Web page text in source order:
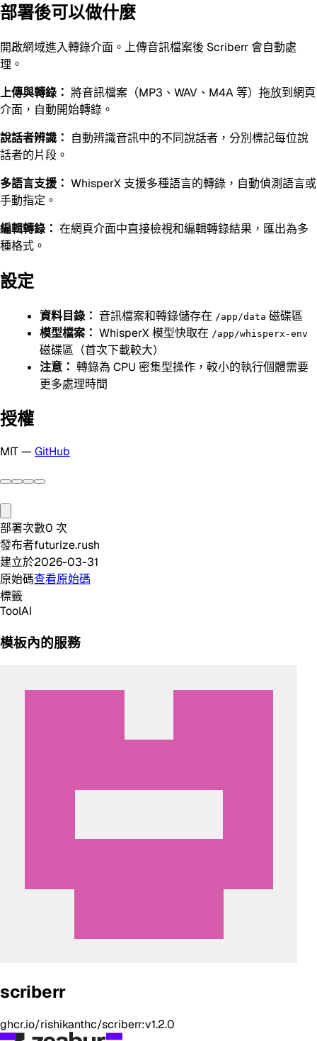
部署後可以做什麼
開啟網域進入轉錄介面。上傳音訊檔案後 Scriberr 會自動處
理。
上傳與轉錄： 將音訊檔案（MP3、WAV、M4A 等）拖放到網頁
介面，自動開始轉錄。
說話者辨識： 自動辨識音訊中的不同說話者，分別標記每位說
話者的片段。
多語言支援： WhisperX 支援多種語言的轉錄，自動偵測語言或
手動指定。
編輯轉錄： 在網頁介面中直接檢視和編輯轉錄結果，匯出為多
種格式。
設定
資料目錄： 音訊檔案和轉錄儲存在 /app/data 磁碟區
模型檔案： WhisperX 模型快取在 /app/whisperx-env
磁碟區（首次下載較大）
注意： 轉錄為 CPU 密集型操作，較小的執行個體需要
更多處理時間
授權
MIT — GitHub
部署次數0 次
發布者futurize.rush
建立於2026-03-31
原始碼查看原始碼
標籤
ToolAI
模板內的服務
scriberr
ghcr.io/rishikanthc/scriberr:v1.2.0